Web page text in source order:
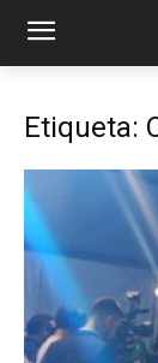
Etiqueta: